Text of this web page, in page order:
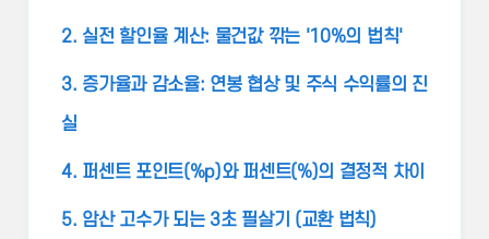
2. 실전 할인율 계산: 물건값 깎는 '10%의 법칙'
3. 증가율과 감소율: 연봉 협상 및 주식 수익률의 진
실
4. 퍼센트 포인트(%p)와 퍼센트(%)의 결정적 차이
5. 암산 고수가 되는 3초 필살기 (교환 법칙)